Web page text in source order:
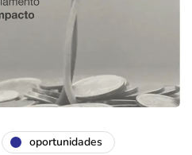
oportunidades